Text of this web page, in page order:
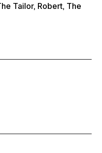
Tailor, Robert, The